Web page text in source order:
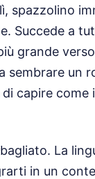
spazzolino
Succede a
grande
sembrare un
capire come
La
in un